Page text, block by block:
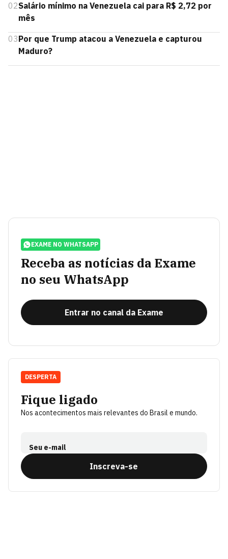
02Salário mínimo na Venezuela cai para R$ 2,72 por
mês
03Por que Trump atacou a Venezuela e capturou
Maduro?
EXAME NO WHATSAPP
Receba as notícias da Exame
no seu WhatsApp
Entrar no canal da Exame
Fique ligado
Nos acontecimentos mais relevantes do Brasil e mundo.
Seu e-mail
Inscreva-se
DESPERTA